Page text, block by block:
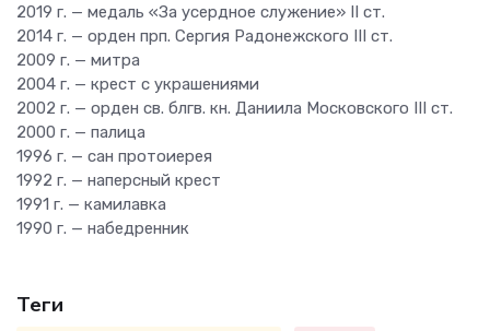
2019 г. — медаль «За усердное служение» II ст.
2014 г. — орден прп. Сергия Радонежского III ст.
2009 г. — митра
2004 г. — крест с украшениями
2002 г. — орден св. блгв. кн. Даниила Московского III ст.
2000 г. — палица
1996 г. — сан протоиерея
1992 г. — наперсный крест
1991 г. — камилавка
1990 г. — набедренник
Теги